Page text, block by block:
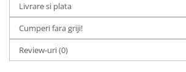
Livrare si plata
Cumperi fara griji!
Review-uri(0)